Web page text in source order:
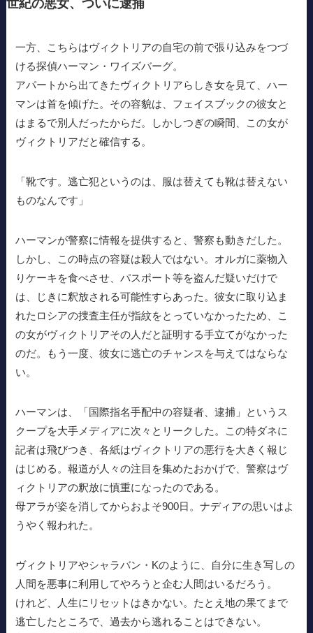
世紀の悪女、ついに逮捕
一方、こちらはヴィクトリアの自宅の前で張り込みをつづ
ける探偵ハーマン・ワイズバーグ。
アパートから出てきたヴィクトリアらしき女を見て、ハー
マンは首を傾げた。その容貌は、フェイスブックの彼女と
はまるで別人だったからだ。しかしつぎの瞬間、この女が
ヴィクトリアだと確信する。
「靴です。逃亡犯というのは、服は替えても靴は替えない
ものなんです」
ハーマンが警察に情報を提供すると、警察も動きだした。
しかし、この時点の容疑は殺人ではない。オルガに薬物入
りケーキを食べさせ、パスポート等を盗んだ疑いだけで
は、じきに釈放される可能性すらあった。彼女に取り込ま
れたロシアの捜査主任が指紋をとっていなかったため、こ
の女がヴィクトリアその人だと証明する手立てがなかった
のだ。もう一度、彼女に逃亡のチャンスを与えてはならな
い。
ハーマンは、「国際指名手配中の容疑者、逮捕」というス
クープを大手メディアに次々とリークした。この特ダネに
記者は飛びつき、各紙はヴィクトリアの悪行を大きく報じ
はじめる。報道が人々の注目を集めたおかげで、警察はヴ
ィクトリアの釈放に慎重になったのである。
母アラが姿を消してからおよそ900日。ナディアの思いはよ
うやく報われた。
ヴィクトリアやシャラバン・Kのように、自分に生き写しの
人間を悪事に利用してやろうと企む人間はいるだろう。
けれど、人生にリセットはきかない。たとえ地の果てまで
逃亡したところで、過去から逃れることはできない。